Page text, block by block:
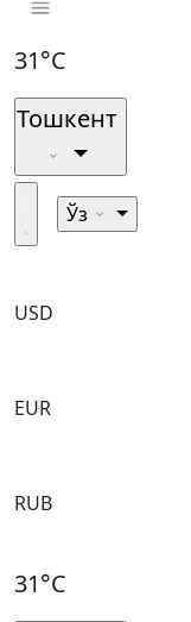
31°C
Тошкент
Ўз
USD
EUR
RUB
31°C